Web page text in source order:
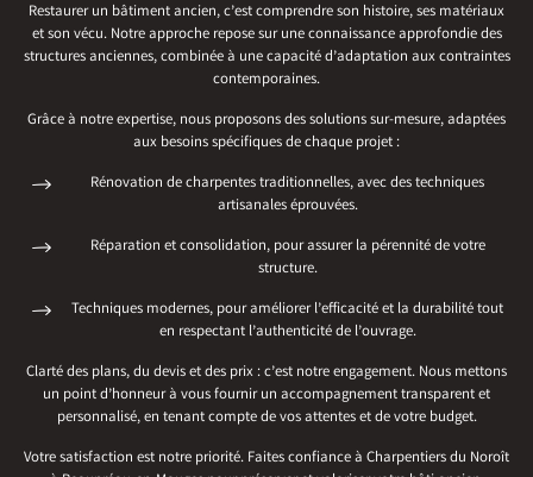
Restaurer un bâtiment ancien, c’est comprendre son histoire, ses matériaux
et son vécu. Notre approche repose sur une connaissance approfondie des
structures anciennes, combinée à une capacité d’adaptation aux contraintes
contemporaines.
Grâce à notre expertise, nous proposons des solutions sur-mesure, adaptées
aux besoins spécifiques de chaque projet :
Rénovation de charpentes traditionnelles, avec des techniques
artisanales éprouvées.
Réparation et consolidation, pour assurer la pérennité de votre
structure.
Techniques modernes, pour améliorer l’efficacité et la durabilité tout
en respectant l’authenticité de l’ouvrage.
Clarté des plans, du devis et des prix : c’est notre engagement. Nous mettons
un point d’honneur à vous fournir un accompagnement transparent et
personnalisé, en tenant compte de vos attentes et de votre budget.
Votre satisfaction est notre priorité. Faites confiance à Charpentiers du Noroît